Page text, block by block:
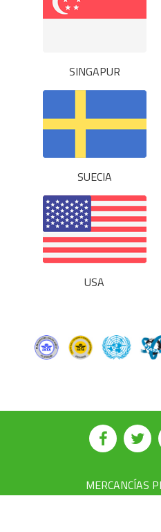
SINGAPUR
SUECIA
USA
MERCANCÍAS